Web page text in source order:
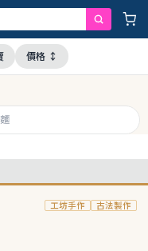
安心購買食用
價格 ↕
工坊手作 古法製作